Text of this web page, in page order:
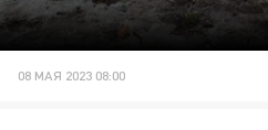
08 МАЯ 2023 08:00